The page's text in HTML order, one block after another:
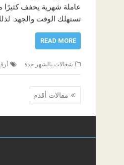
عاملة شهرية يخفف كثيرًا
تستهلك الوقت والجهد.
READ MORE
شغالات بالشهر جدة
تصفّح
المقالات
مقالات أقدم